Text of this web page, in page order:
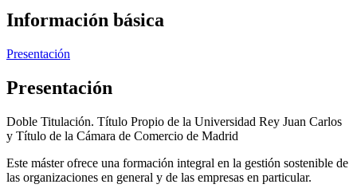
Información básica
Presentación
Presentación
Doble Titulación. Título Propio de la Universidad Rey Juan Carlos
y Título de la Cámara de Comercio de Madrid
Este máster ofrece una formación integral en la gestión sostenible de
las organizaciones en general y de las empresas en particular.